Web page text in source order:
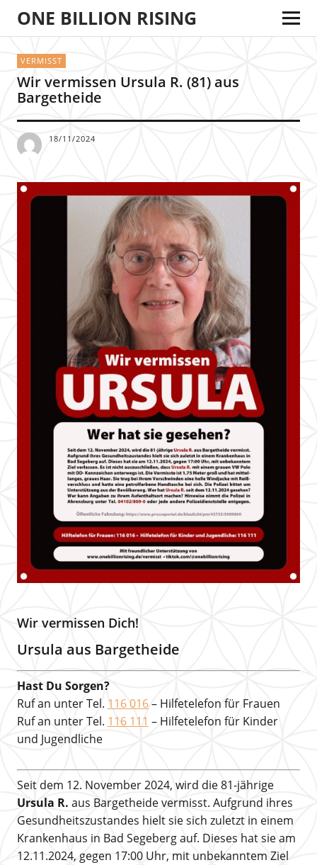
ONE BILLION RISING
VERMISST
Wir vermissen Ursula R. (81) aus
Bargetheide
18/11/2024
Wir vermissen Dich!
Ursula aus Bargetheide
Hast Du Sorgen?
Ruf an unter Tel. 116 016– Hilfetelefon für Frauen
Ruf an unter Tel. 116 111 – Hilfetelefon für Kinder
und Jugendliche
Seit dem 12. November 2024, wird die 81-jährige
Ursula R. aus Bargetheide vermisst. Aufgrund ihres
Gesundheitszustandes hielt sie sich zuletzt in einem
Krankenhaus in Bad Segeberg auf. Dieses hat sie am
12.11.2024, gegen 17:00 Uhr, mit unbekanntem Ziel